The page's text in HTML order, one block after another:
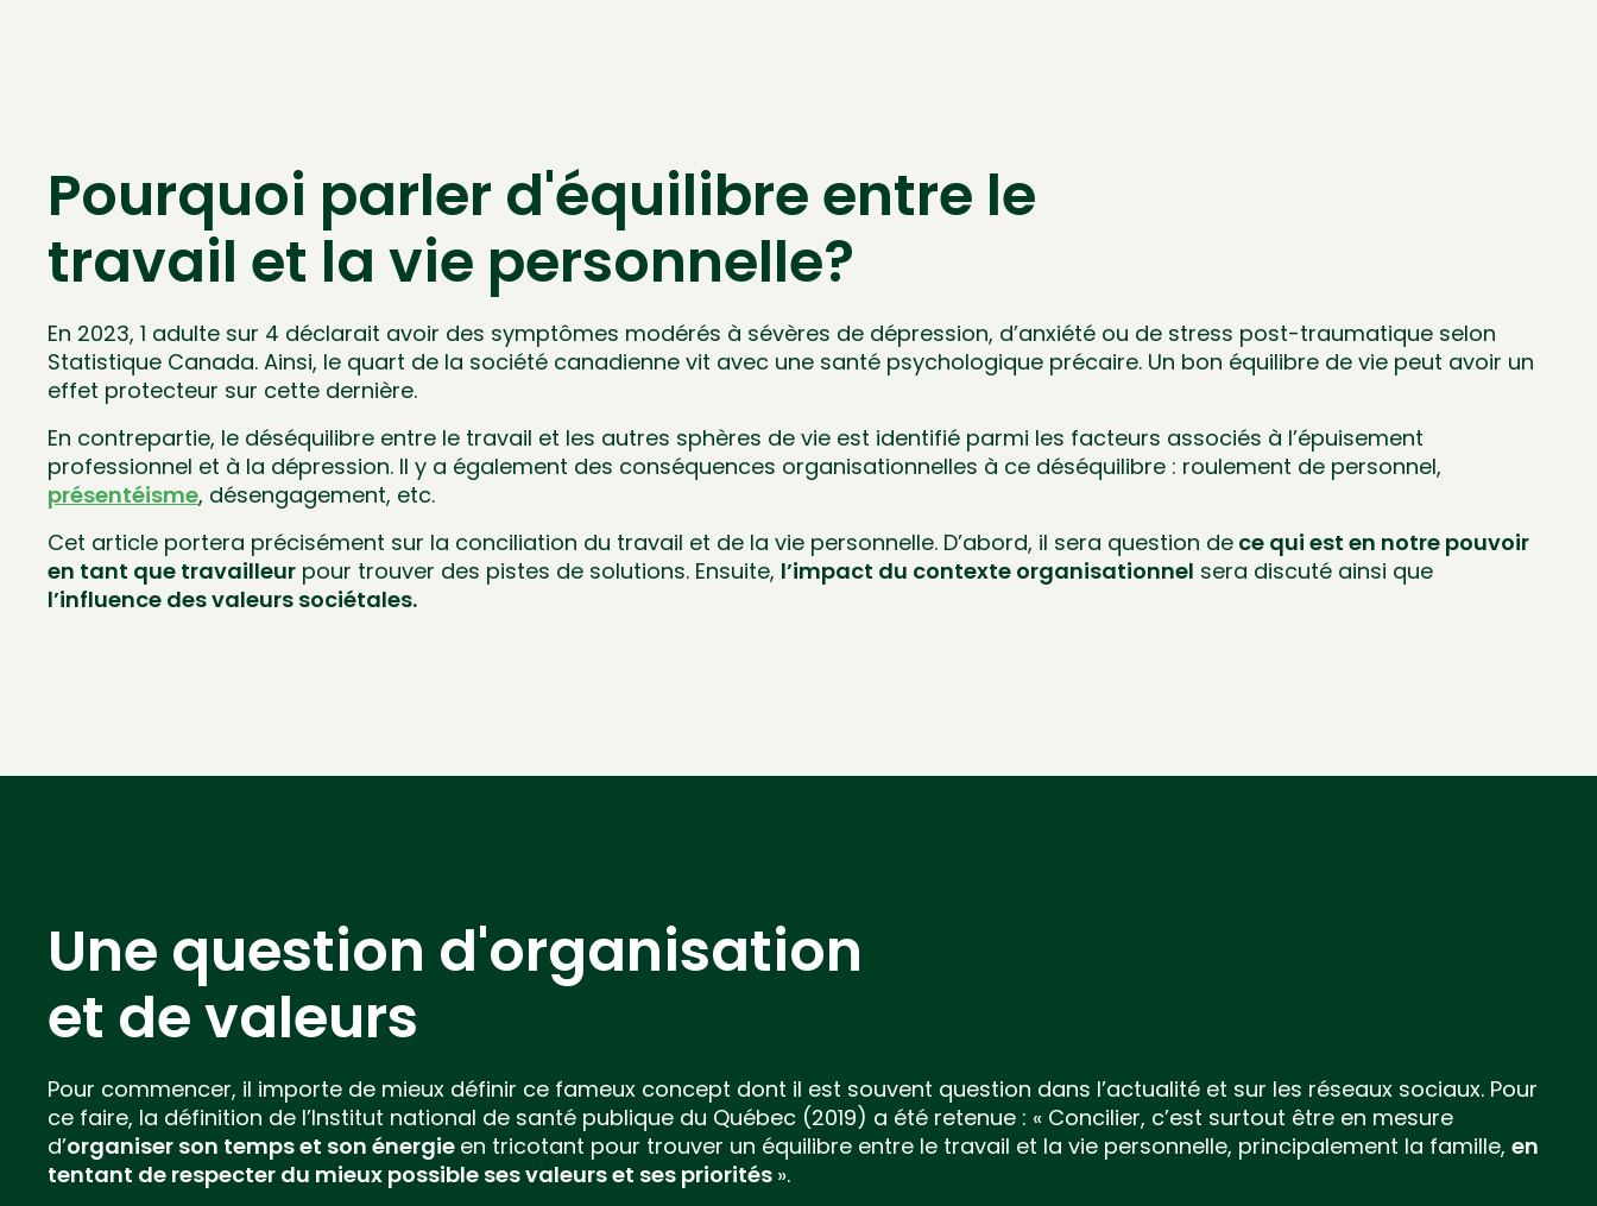
Pourquoi parler d'équilibre entre le
travail et la vie personnelle?
En 2023, 1 adulte sur 4 déclarait avoir des symptômes modérés à sévères de dépression, d’anxiété ou de stress post-traumatique selon
Statistique Canada. Ainsi, le quart de la société canadienne vit avec une santé psychologique précaire. Un bon équilibre de vie peut avoir un
effet protecteur sur cette dernière.
En contrepartie, le déséquilibre entre le travail et les autres sphères de vie est identifié parmi les facteurs associés à l’épuisement
professionnel et à la dépression. Il y a également des conséquences organisationnelles à ce déséquilibre : roulement de personnel,
présentéisme, désengagement, etc.
Cet article portera précisément sur la conciliation du travail et de la vie personnelle. D’abord, il sera question de ce qui est en notre pouvoir
en tant que travailleur pour trouver des pistes de solutions. Ensuite, l’impact du contexte organisationnel sera discuté ainsi que
l’influence des valeurs sociétales.
Une question d'organisation
et de valeurs
Pour commencer, il importe de mieux définir ce fameux concept dont il est souvent question dans l’actualité et sur les réseaux sociaux. Pour
ce faire, la définition de l’Institut national de santé publique du Québec (2019) a été retenue : « Concilier, c’est surtout être en mesure
d’organiser son temps et son énergie en tricotant pour trouver un équilibre entre le travail et la vie personnelle, principalement la famille, en
tentant de respecter du mieux possible ses valeurs et ses priorités ».